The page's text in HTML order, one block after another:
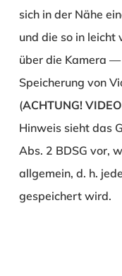
sich in der Nähe
und die so in
über die Kamera
Speicherung von
(ACHTUNG!
Hinweis sieht das
Abs. 2 BDSG vor,
allgemein, d. h.
gespeichert wird.